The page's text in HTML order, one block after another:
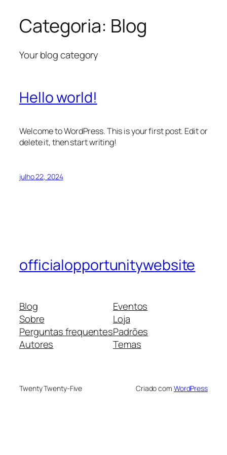
Pular
para
conteúdo
Categoria: Blog
Your blog category
Hello world!
Welcome to WordPress. This is your first post. Edit or
delete it, then start writing!
julho 22, 2024
officialopportunitywebsite
Blog
Sobre
Perguntas frequentes
Autores
Eventos
Loja
Padrões
Temas
Twenty Twenty-Five Criado com WordPress